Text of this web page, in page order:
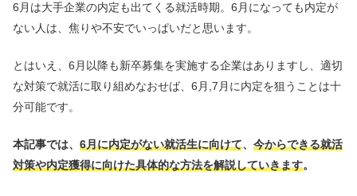
6月は大手企業の内定も出てくる就活時期。6月になっても内定が
ない人は、焦りや不安でいっぱいだと思います。
とはいえ、6月以降も新卒募集を実施する企業はありますし、適切
な対策で就活に取り組めなおせば、6月,7月に内定を狙うことは十
分可能です。
本記事では、 6月に内定がない就活生に向けて、 今からできる就活
対策や内定獲得に向けた具体的な方法を解説していきます。